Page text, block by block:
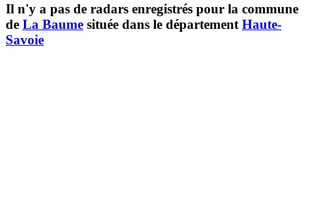
Il n'y a pas de radars enregistrés pour la commune
de La Baume située dans le département Haute-
Savoie